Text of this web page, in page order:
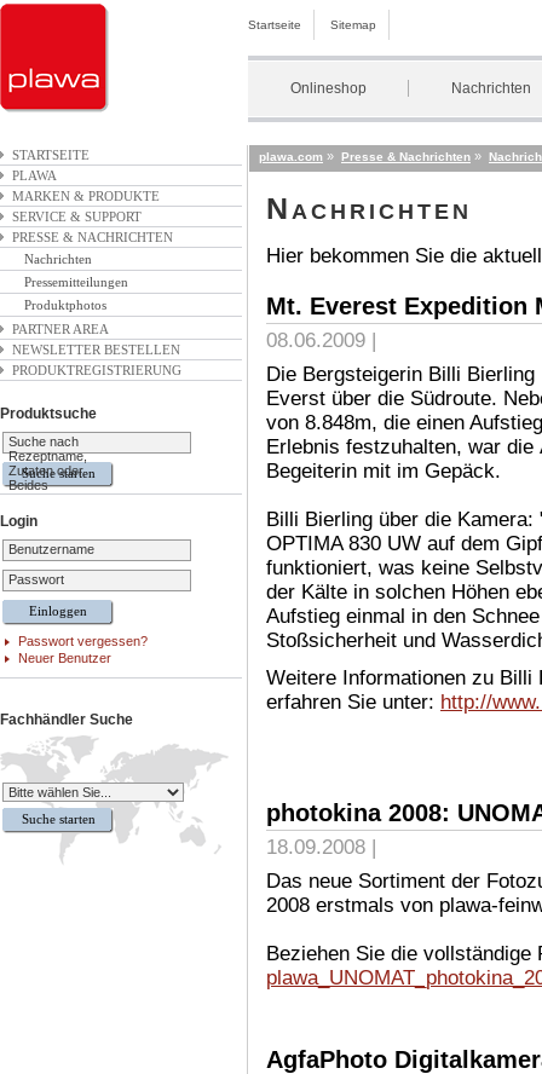
Startseite Sitemap
Onlineshop Nachrichten
STARTSEITE
PLAWA
MARKEN & PRODUKTE
SERVICE & SUPPORT
PRESSE & NACHRICHTEN
Nachrichten
Pressemitteilungen
Produktphotos
PARTNER AREA
NEWSLETTER BESTELLEN
PRODUKTREGISTRIERUNG
Produktsuche
Suche nach
Rezeptname,
Zutaten oder
Beides
Login
Benutzername
Passwort
Passwort vergessen?
Neuer Benutzer
Fachhändler Suche
plawa.com » Presse & Nachrichten »
Nachrichten
Hier bekommen Sie die
Mt. Everest Expedition
08.06.2009 |
Die Bergsteigerin Billi
Everst über die Südroute.
von 8.848m, die einen
Erlebnis festzuhalten, war
Begeiterin mit im Gepäck.
Billi Bierling über die
OPTIMA 830 UW auf dem
funktioniert, was keine
der Kälte in solchen Höhen
Aufstieg einmal in den
Stoßsicherheit und
Weitere Informationen zu Billi
erfahren Sie unter: http://
photokina 2008:
18.09.2008 |
Das neue Sortiment der
2008 erstmals von plawa-
Beziehen Sie die vollständige
AgfaPhoto